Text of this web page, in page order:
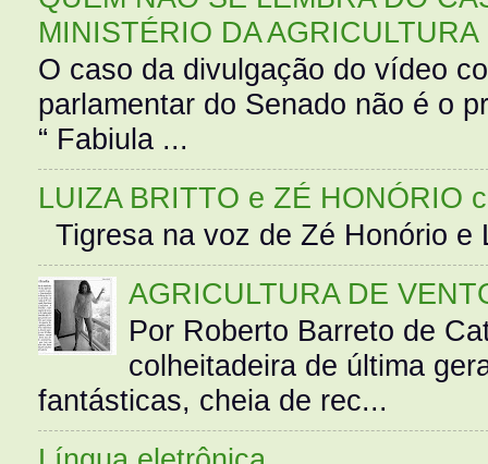
MINISTÉRIO DA AGRICULTURA
O caso da divulgação do vídeo
parlamentar do Senado não é o
“ Fabiula ...
LUIZA BRITTO e ZÉ HONÓRIO
Tigresa na voz de Zé Honório
AGRICULTURA DE
Por Roberto Barreto de
colheitadeira de última
fantásticas, cheia de rec...